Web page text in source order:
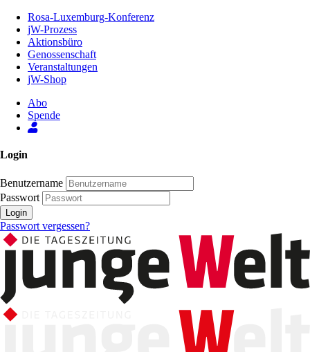
Inhalt
Seite
Rosa-Luxemburg-Konferenz
jW-Prozess
Aktionsbüro
Genossenschaft
Veranstaltungen
jW-Shop
Abo
Spende
Login
Benutzername
Passwort
Login
Passwort vergessen?